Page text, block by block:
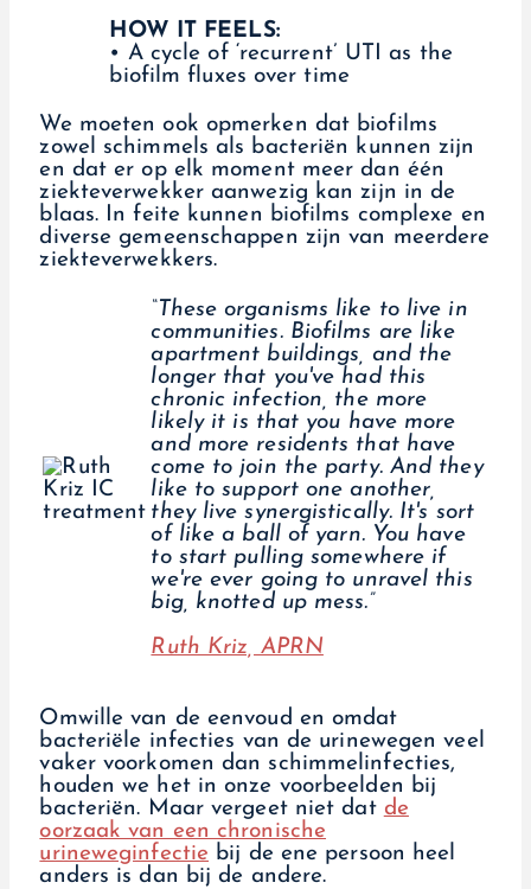
HOW IT FEELS:
• A cycle of ‘recurrent’ UTI as the
biofilm fluxes over time
We moeten ook opmerken dat biofilms
zowel schimmels als bacteriën kunnen zijn
en dat er op elk moment meer dan één
ziekteverwekker aanwezig kan zijn in de
blaas. In feite kunnen biofilms complexe en
diverse gemeenschappen zijn van meerdere
ziekteverwekkers.
“These organisms like to live in
communities. Biofilms are like
apartment buildings, and the
longer that you've had this
chronic infection, the more
likely it is that you have more
and more residents that have
come to join the party. And they
like to support one another,
they live synergistically. It's sort
of like a ball of yarn. You have
to start pulling somewhere if
we're ever going to unravel this
big, knotted up mess.”
Ruth Kriz, APRN
Omwille van de eenvoud en omdat
bacteriële infecties van de urinewegen veel
vaker voorkomen dan schimmelinfecties,
houden we het in onze voorbeelden bij
bacteriën. Maar vergeet niet dat de
oorzaak van een chronische
urineweginfectie bij de ene persoon heel
anders is dan bij de andere.